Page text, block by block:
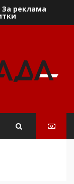
За реклама